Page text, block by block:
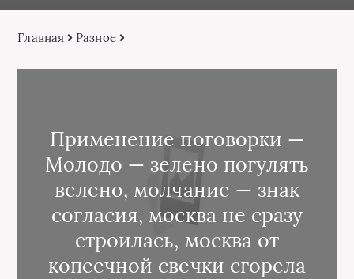
Главная Разное
Применение поговорки —
Молодо — зелено погулять
велено, молчание — знак
согласия, москва не сразу
строилась, москва от
копеечной свечки сгорела